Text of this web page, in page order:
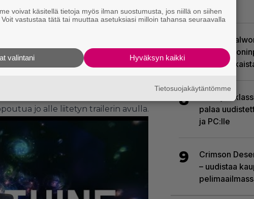
ja hahmot eivät eroa toisistaan.
siihen eri tavoin, OReilly kertoo
jo alle liitetyn trailerin avulla.
pääosaan
Hittipeli
Online
8
PS1-ajan
palaa
ja PC:lle
9
Crimson
– uudistaa
voivat käsitellä tietoja myös ilman suostumusta, jos niillä on siihen
vastustaa tätä tai muuttaa asetuksiasi milloin tahansa seuraavalla
Hyväksyn kaikki
valintani
Tietosuojakäytäntömme